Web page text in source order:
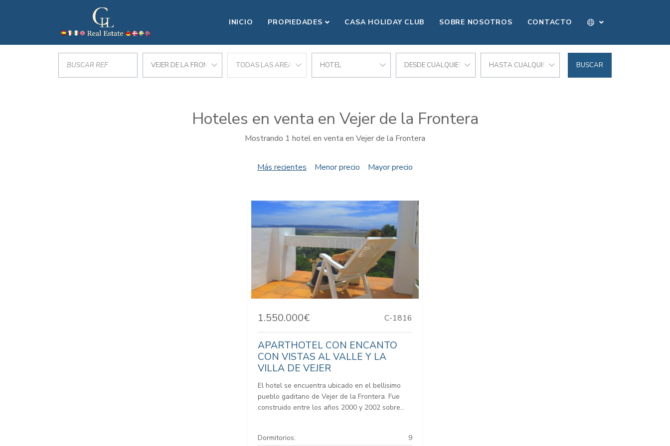
INICIO PROPIEDADES CASA HOLIDAY CLUB SOBRE NOSOTROS CONTACTO
VEJER DE LA FRONTERA TODAS LAS AREAS HOTEL DESDE CUALQUIER PRECIO HASTA CUALQUIER PRECIO BUSCAR
Hoteles en venta en Vejer de la Frontera
Mostrando 1 hotel en venta en Vejer de la Frontera
Más recientes Menor precio Mayor precio
1.550.000€ C-1816
APARTHOTEL CON ENCANTO
CON VISTAS AL VALLE Y LA
VILLA DE VEJER
El hotel se encuentra ubicado en el bellisimo
pueblo gaditano de Vejer de la Frontera. Fue
construido entre los años 2000 y 2002 sobre...
Dormitorios: 9